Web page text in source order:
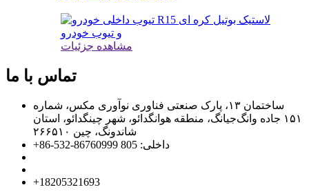
مشاهده جزئیات
تماس با ما
ساختمان ۱۳، پارک صنعتی فناوری نوآوری مکس، شماره
۱۵۱ جاده وانگ‌جیانگ، منطقه هوانگدائو، شهر چینگدائو، استان
شاندونگ، چین ۲۶۶۵۱۰
‎+18205321693‎